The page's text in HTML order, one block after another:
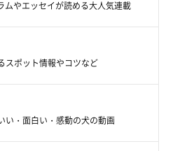
ムやエッセイが読める大人気連載
スポット情報やコツなど
い・面白い・感動の犬の動画